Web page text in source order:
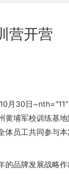
营开营
月 30 日 ~
埔军校训练基地
员工共同参与本
的品牌发展战略